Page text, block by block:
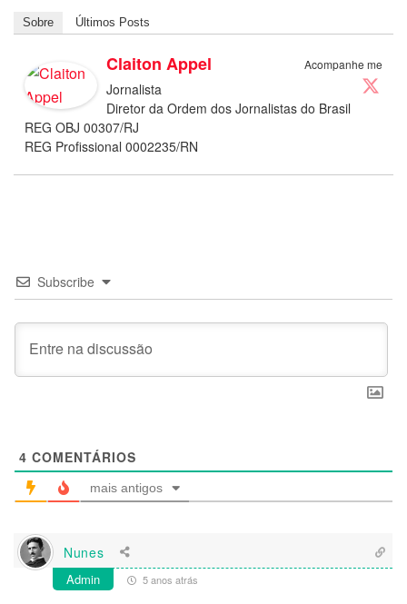
Sobre Últimos Posts
Acompanhe me
Claiton Appel
Jornalista
Diretor da Ordem dos Jornalistas do Brasil
REG OBJ 00307/RJ
REG Profissional 0002235/RN
Subscribe
4 COMENTÁRIOS
mais antigos
Nunes
Admin 5 anos atrás